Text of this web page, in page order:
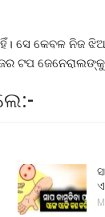
ସେ କେବଳ ନିଜ
ଟପ